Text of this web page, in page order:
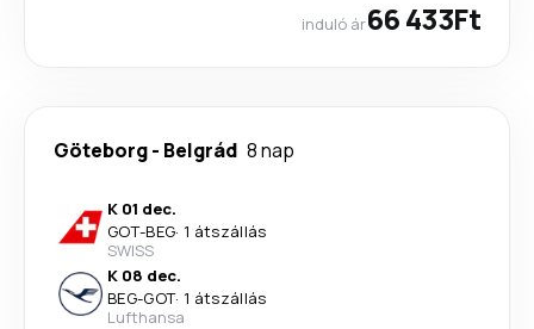
induló ár66 433Ft
Göteborg- Belgrád 8 nap
K 01 dec.
GOT-BEG· 1 átszállás
SWISS
K 08 dec.
BEG-GOT· 1 átszállás
Lufthansa